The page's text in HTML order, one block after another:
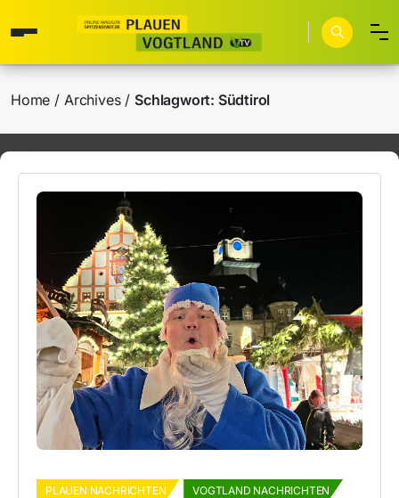
Home Archives Schlagwort: Südtirol
PLAUEN NACHRICHTEN VOGTLAND NACHRICHTEN